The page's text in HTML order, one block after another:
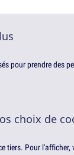
pour prendre des
choix de
tiers. Pour